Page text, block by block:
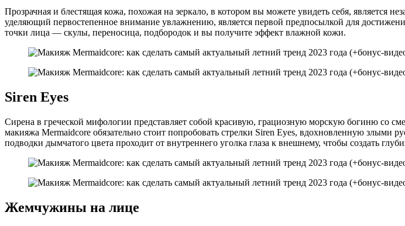
Прозрачная и блестящая кожа, похожая на зеркало, в котором вы можете увидеть себя, является
уделяющий первостепенное внимание увлажнению, является первой предпосылкой для
точки лица — скулы, переносица, подбородок и вы получите эффект влажной кожи.
Siren Eyes
Сирена в греческой мифологии представляет собой красивую, грациозную морскую богиню со
макияжа Mermaidcore обязательно стоит попробовать стрелки Siren Eyes, вдохновленную злыми
подводки дымчатого цвета проходит от внутреннего уголка глаза к внешнему, чтобы создать
Жемчужины на лице